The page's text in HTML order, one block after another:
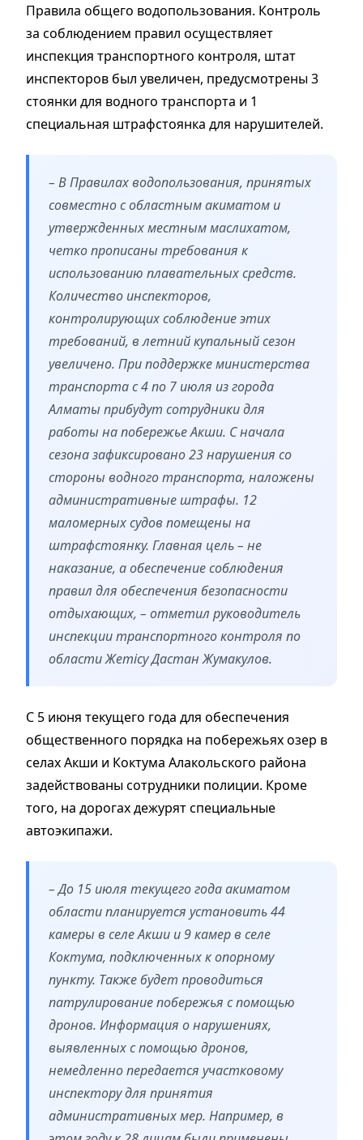
Правила общего водопользования. Контроль
за соблюдением правил осуществляет
инспекция транспортного контроля, штат
инспекторов был увеличен, предусмотрены 3
стоянки для водного транспорта и 1
специальная штрафстоянка для нарушителей.
– В Правилах водопользования, принятых
совместно с областным акиматом и
утвержденных местным маслихатом,
четко прописаны требования к
использованию плавательных средств.
Количество инспекторов,
контролирующих соблюдение этих
требований, в летний купальный сезон
увеличено. При поддержке министерства
транспорта с 4 по 7 июля из города
Алматы прибудут сотрудники для
работы на побережье Акши. С начала
сезона зафиксировано 23 нарушения со
стороны водного транспорта, наложены
административные штрафы. 12
маломерных судов помещены на
штрафстоянку. Главная цель – не
наказание, а обеспечение соблюдения
правил для обеспечения безопасности
отдыхающих, – отметил руководитель
инспекции транспортного контроля по
области Жетісу Дастан Жумакулов.
С 5 июня текущего года для обеспечения
общественного порядка на побережьях озер в
селах Акши и Коктума Алакольского района
задействованы сотрудники полиции. Кроме
того, на дорогах дежурят специальные
автоэкипажи.
– До 15 июля текущего года акиматом
области планируется установить 44
камеры в селе Акши и 9 камер в селе
Коктума, подключенных к опорному
пункту. Также будет проводиться
патрулирование побережья с помощью
дронов. Информация о нарушениях,
выявленных с помощью дронов,
немедленно передается участковому
инспектору для принятия
административных мер. Например, в